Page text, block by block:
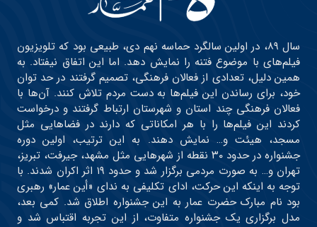
سال ۸۹، در اولین سالگرد حماسه نهم دی، طبیعی بود که تلویزیون
فیلم‌های با موضوع فتنه را نمایش دهد. اما این اتفاق نیفتاد. به
همین دلیل، تعدادی از فعالان فرهنگی، تصمیم گرفتند در حد توان
خود، برای رساندن این فیلم‌ها به دست مردم تلاش کنند. آن‌ها با
فعالان فرهنگی چند استان و شهرستان ارتباط گرفتند و درخواست
کردند این فیلم‌ها را با هر امکاناتی که دارند در فضاهایی مثل
مسجد، هیئت و… نمایش دهند. به این ترتیب، اولین دوره
جشنواره در حدود ۳۰ نقطه از شهرهایی مثل مشهد، جیرفت، تبریز،
تهران و… به صورت مردمی برگزار شد و حدود ۱۹ اثر اکران شدند. با
توجه به اینکه این حرکت، ادای تکلیفی به ندای «أین عمار» رهبری
بود نام مبارک حضرت عمار به این جشنواره اطلاق شد. کمی بعد،
مدل برگزاری یک جشنواره متفاوت، از این تجربه اقتباس شد و